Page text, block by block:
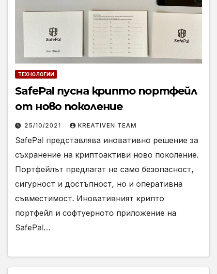
ТЕХНОЛОГИИ
SafePal пусна крипто портфейл
от ново поколение
25/10/2021 KREATIVEN TEAM
SafePal представлява иновативно решение за
съхранение на криптоактиви ново поколение.
Портфейлът предлагат не само безопасност,
сигурност и достъпност, но и оперативна
съвместимост. Иновативният крипто
портфейл и софтуерното приложение на
SafePal…